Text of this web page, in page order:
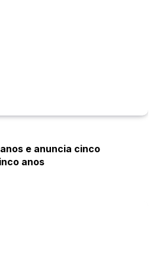
e anuncia cinco
anos